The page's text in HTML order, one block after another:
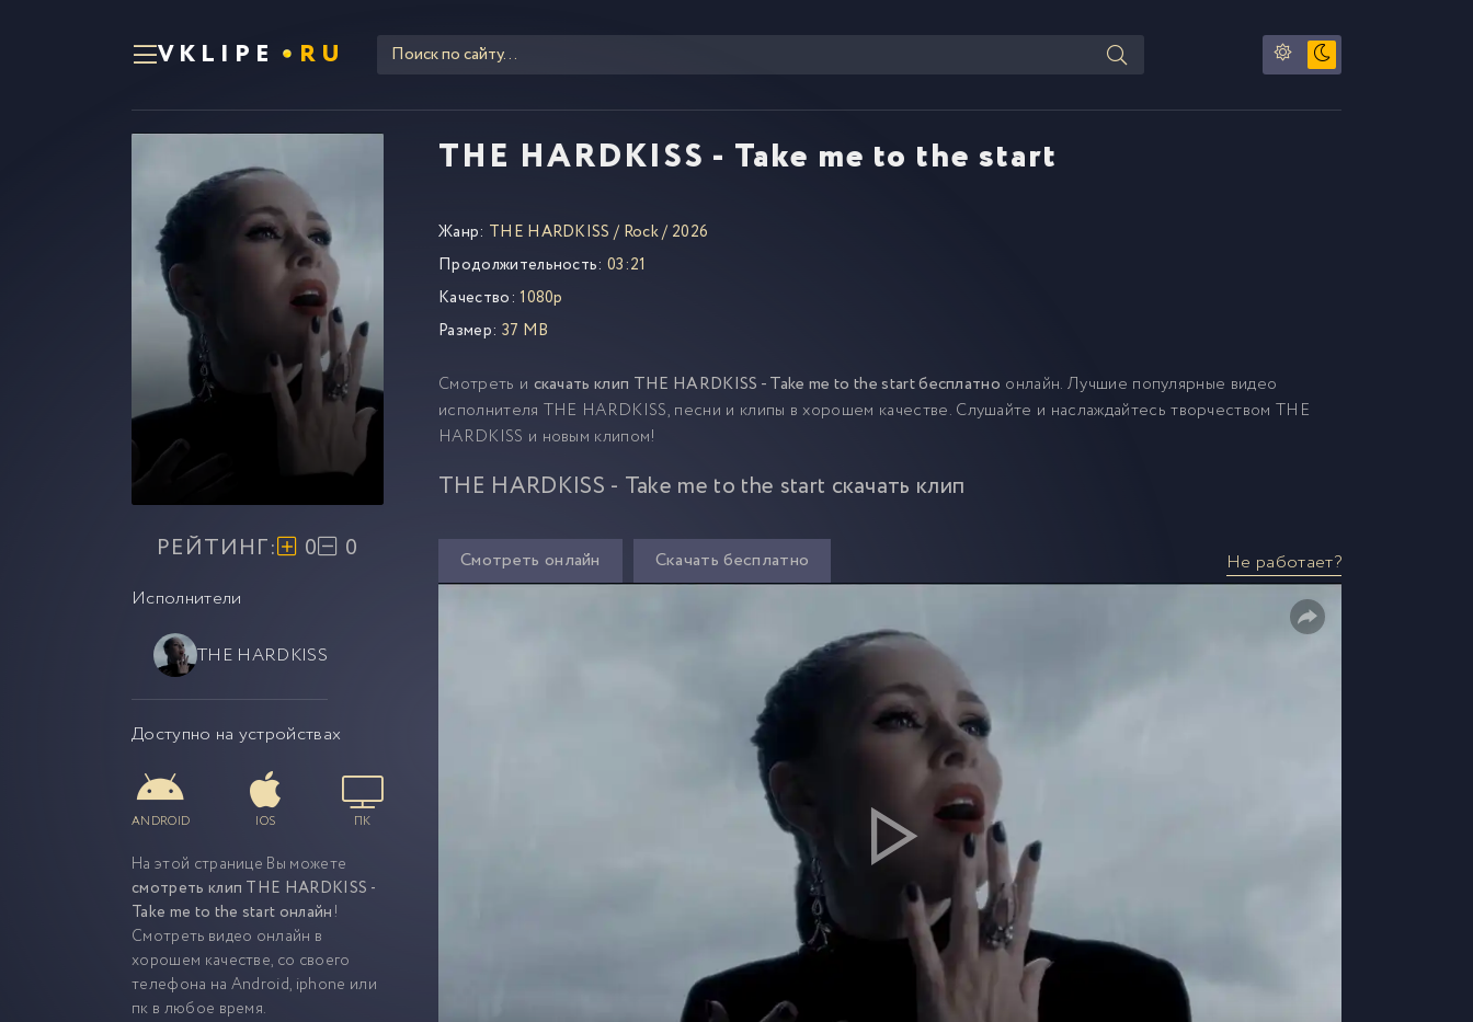
VKLIPE RU
THE HARDKISS - Take me to the start
РЕЙТИНГ: 0 0
Исполнители
THE HARDKISS
Доступно на устройствах
ANDROID IOS ПК
На этой странице Вы можете
смотреть клип THE HARDKISS -
Take me to the start онлайн!
Смотреть видео онлайн в
хорошем качестве, со своего
телефона на Android, iphone или
пк в любое время.
Жанр: THE HARDKISS / Rock/ 2026
Продолжительность: 03:21
Качество: 1080p
Размер: 37 MB
Смотреть и скачать клип THE HARDKISS - Take me to the start бесплатно онлайн. Лучшие популярные видео
исполнителя THE HARDKISS, песни и клипы в хорошем качестве. Слушайте и наслаждайтесь творчеством THE
HARDKISS и новым клипом!
THE HARDKISS - Take me to the start скачать клип
Смотреть онлайн Скачать бесплатно Не работает?